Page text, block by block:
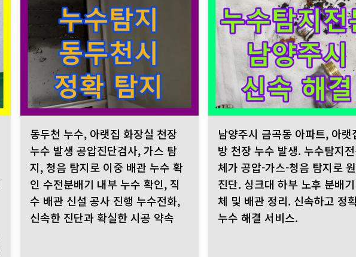
동두천 누수, 아랫집 화장실 천장
누수 발생 공압진단검사, 가스 탐
지, 청음 탐지로 이중 배관 누수 확
인 수전분배기 내부 누수 확인, 직
수 배관 신설 공사 진행 누수전화,
신속한 진단과 확실한 시공 약속
남양주시 금곡동 아파트, 아랫
방 천장 누수 발생. 누수탐지
체가 공압-가스-청음 탐지로
진단. 싱크대 하부 노후 분배
체 및 배관 정리. 신속하고 정
누수 해결 서비스.